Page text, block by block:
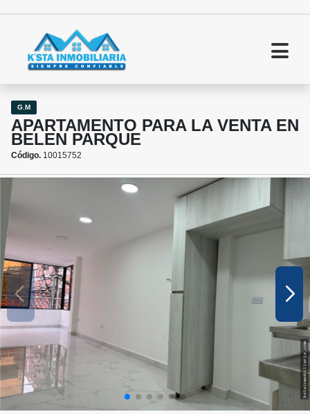
G.M
APARTAMENTO PARA LA VENTA EN
BELEN PARQUE
Código. 10015752